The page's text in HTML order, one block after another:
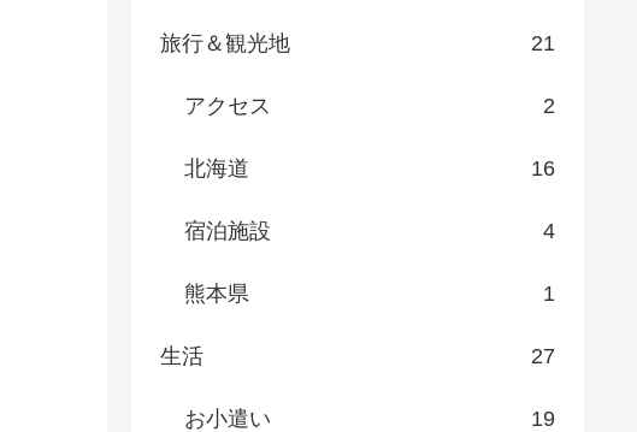
旅行＆観光地 21
アクセス 2
北海道 16
宿泊施設 4
熊本県 1
生活 27
お小遣い 19